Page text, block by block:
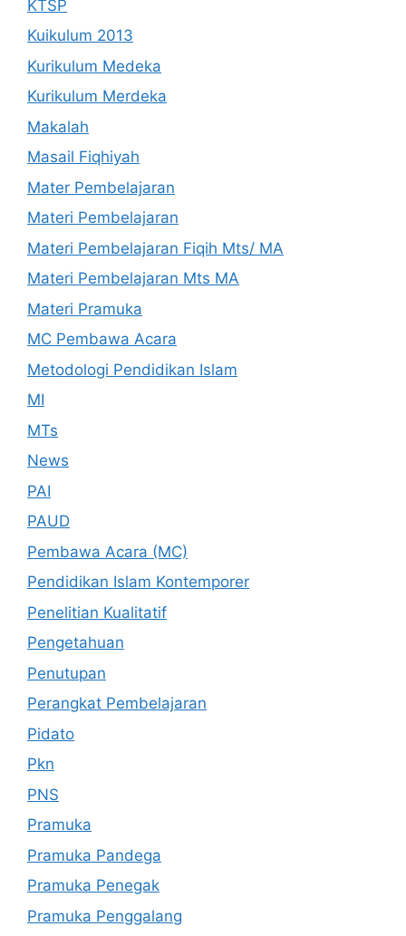
KTSP
Kuikulum 2013
Kurikulum Medeka
Kurikulum Merdeka
Makalah
Masail Fiqhiyah
Mater Pembelajaran
Materi Pembelajaran
Materi Pembelajaran Fiqih Mts/ MA
Materi Pembelajaran Mts MA
Materi Pramuka
MC Pembawa Acara
Metodologi Pendidikan Islam
MI
MTs
News
PAI
PAUD
Pembawa Acara (MC)
Pendidikan Islam Kontemporer
Penelitian Kualitatif
Pengetahuan
Penutupan
Perangkat Pembelajaran
Pidato
Pkn
PNS
Pramuka
Pramuka Pandega
Pramuka Penegak
Pramuka Penggalang